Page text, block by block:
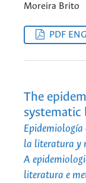
Moreira Brito
PDF
The
systematic
la literatura y
A
literatura e